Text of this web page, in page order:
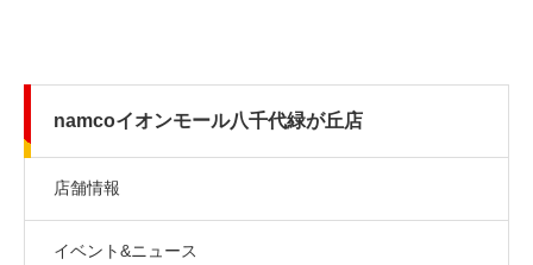
namcoイオンモール八千代緑が丘店
店舗情報
イベント&ニュース